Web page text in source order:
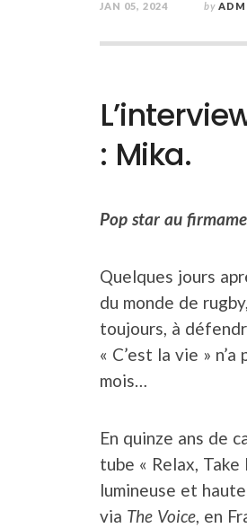
JAN 05, 2024 by
: Mika.
Pop star au
Quelques jours
du monde de
toujours, à
« C’est la vie »
mois…
En quinze ans de
tube « Relax, Take
lumineuse et
via The Voice, en